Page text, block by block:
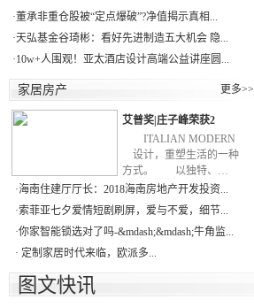
·董承非重仓股被“定点爆破”?净值揭示真相...
·天弘基金谷琦彬：看好先进制造五大机会 隐...
·10w+人围观！亚太酒店设计高端公益讲座圆...
家居房产 更多>>
艾普奖|庄子峰荣获2
ITALIAN MODERN
设计，重塑生活的一种
方式。 以独特、…
·海南住建厅厅长：2018海南房地产开发投资...
·索菲亚七夕爱情短剧刷屏，爱与不爱，细节...
·你家智能锁选对了吗-&mdash;&mdash;牛角监...
· 定制家居时代来临，欧派多...
图文快讯